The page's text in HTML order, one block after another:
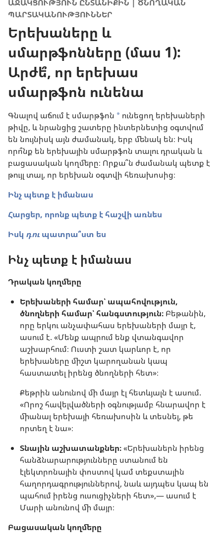
ԱՋԱԿՑՈՒԹՅՈՒՆ ԸՆՏԱՆԻՔԻՆ | ԾՆՈՂԱԿԱՆ
ՊԱՐՏԱԿԱՆՈՒԹՅՈՒՆՆԵՐ
Երեխաները և
սմարթֆոնները (մաս 1):
Արժե՞, որ երեխաս
սմարթֆոն ունենա
Գնալով աճում է սմարթֆոն a ունեցող երեխաների
թիվը, և նրանցից շատերը ինտերնետից օգտվում
են նույնիսկ այն ժամանակ, երբ մենակ են։ Իսկ
որո՞նք են երեխային սմարթֆոն տալու դրական և
բացասական կողմերը։ Որքա՞ն ժամանակ պետք է
թույլ տալ, որ երեխան օգտվի հեռախոսից։
Ինչ պետք է իմանաս
Հարցեր, որոնք պետք է հաշվի առնես
Իսկ դուպատրա՞ստ ես
Ինչ պետք է իմանաս
Դրական կողմերը
Երեխաների համար՝ ապահովություն,
ծնողների համար՝ հանգստություն։ Բեթանին,
որը երկու անչափահաս երեխաների մայր է,
ասում է. «Մենք ապրում ենք վտանգավոր
աշխարհում։ Ուստի շատ կարևոր է, որ
երեխաները միշտ կարողանան կապ
հաստատել իրենց ծնողների հետ»։
Քեթրին անունով մի մայր էլ հետևյալն է ասում.
«Որոշ հավելվածների օգնությամբ հնարավոր է
միանալ երեխայի հեռախոսին և տեսնել, թե
որտեղ է նա»։
Տնային աշխատանքներ։«Երեխաներն իրենց
հանձնարարությունները ստանում են
էլեկտրոնային փոստով կամ տեքստային
հաղորդագրություններով, նաև այդպես կապ են
պահում իրենց ուսուցիչների հետ»,— ասում է
Մարի անունով մի մայր։
Բացասական կողմերը